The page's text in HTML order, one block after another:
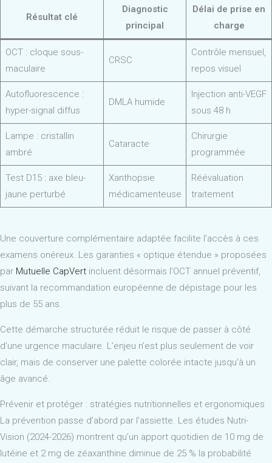
Résultat clé
Diagnostic
principal
Délai de prise en
charge
OCT : cloque sous-
maculaire
CRSC
Contrôle mensuel,
repos visuel
Autofluorescence :
hyper-signal diffus
DMLA humide
Injection anti-VEGF
sous 48 h
Lampe : cristallin
ambré
Cataracte
Chirurgie
programmée
Test D15 : axe bleu-
jaune perturbé
Xanthopsie
médicamenteuse
Réévaluation
traitement
Une couverture complémentaire adaptée facilite l’accès à ces
examens onéreux. Les garanties « optique étendue » proposées
par Mutuelle CapVert incluent désormais l’OCT annuel préventif,
suivant la recommandation européenne de dépistage pour les
plus de 55 ans.
Cette démarche structurée réduit le risque de passer à côté
d’une urgence maculaire. L’enjeu n’est plus seulement de voir
clair, mais de conserver une palette colorée intacte jusqu’à un
âge avancé.
Prévenir et protéger : stratégies nutritionnelles et ergonomiques
La prévention passe d’abord par l’assiette. Les études Nutri-
Vision (2024-2026) montrent qu’un apport quotidien de 10 mg de
lutéine et 2 mg de zéaxanthine diminue de 25 % la probabilité